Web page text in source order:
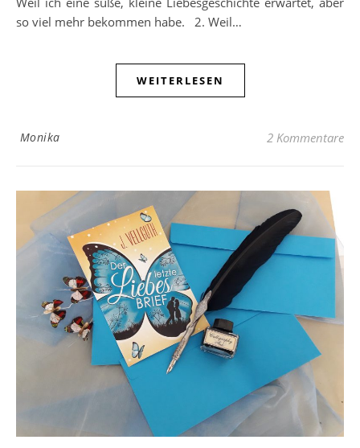
so viel mehr bekommen habe. 2. Weil…
WEITERLESEN
Monika 2 Kommentare